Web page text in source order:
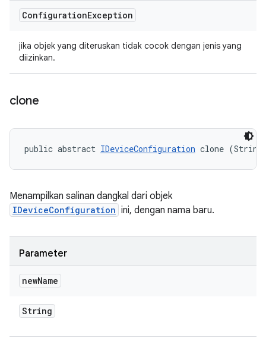
ConfigurationException
jika objek yang diteruskan tidak cocok dengan jenis yang
diizinkan.
clone
public abstract IDeviceConfiguration clone (String
Menampilkan salinan dangkal dari objek
IDeviceConfiguration ini, dengan nama baru.
Parameter
newName
String